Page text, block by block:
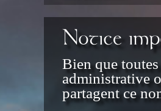
Notice
Bien que
administrative
partagent ce